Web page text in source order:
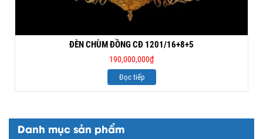
Danh mục sản phẩm
ĐÈN CHÙM ĐỒNG CĐ 1201/16+8+5
190,000,000₫
Đọc tiếp